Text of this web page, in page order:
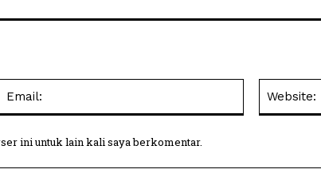
ini untuk lain kali saya berkomentar.